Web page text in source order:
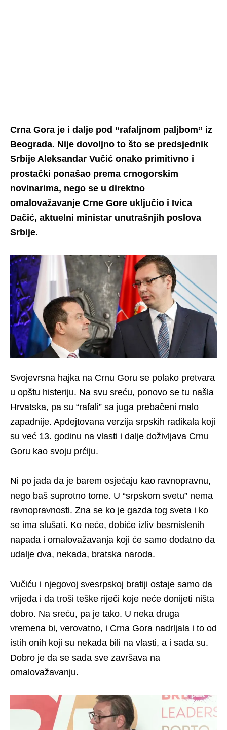
Crna Gora je i dalje pod “rafaljnom paljbom” iz
Beograda. Nije dovoljno to što se predsjednik
Srbije Aleksandar Vučić onako primitivno i
prostački ponašao prema crnogorskim
novinarima, nego se u direktno
omalovažavanje Crne Gore uključio i Ivica
Dačić, aktuelni ministar unutrašnjih poslova
Srbije.
Svojevrsna hajka na Crnu Goru se polako pretvara
u opštu histeriju. Na svu sreću, ponovo se tu našla
Hrvatska, pa su “rafali” sa juga prebačeni malo
zapadnije. Apdejtovana verzija srpskih radikala koji
su već 13. godinu na vlasti i dalje doživljava Crnu
Goru kao svoju prćiju.
Ni po jada da je barem osjećaju kao ravnopravnu,
nego baš suprotno tome. U “srpskom svetu” nema
ravnopravnosti. Zna se ko je gazda tog sveta i ko
se ima slušati. Ko neće, dobiće izliv besmislenih
napada i omalovažavanja koji će samo dodatno da
udalje dva, nekada, bratska naroda.
Vučiću i njegovoj svesrpskoj bratiji ostaje samo da
vrijeđa i da troši teške riječi koje neće donijeti ništa
dobro. Na sreću, pa je tako. U neka druga
vremena bi, verovatno, i Crna Gora nadrljala i to od
istih onih koji su nekada bili na vlasti, a i sada su.
Dobro je da se sada sve završava na
omalovažavanju.